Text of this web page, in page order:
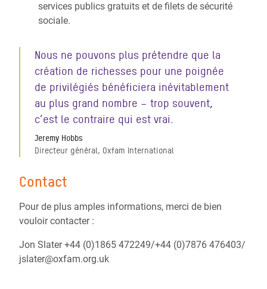
services publics gratuits et de filets de sécurité
sociale.
Nous ne pouvons plus prétendre que la
création de richesses pour une poignée
de privilégiés bénéficiera inévitablement
au plus grand nombre – trop souvent,
c’est le contraire qui est vrai.
Jeremy Hobbs
Directeur général, Oxfam International
Contact
Pour de plus amples informations, merci de bien
vouloir contacter :
Jon Slater +44 (0)1865 472249/+44 (0)7876 476403/
jslater@oxfam.org.uk